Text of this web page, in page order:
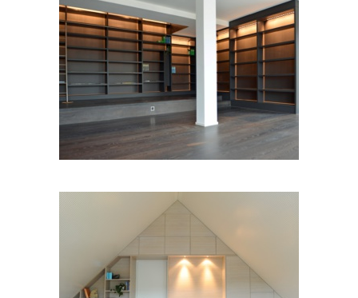
Innenausbau 01
Gestelle 02